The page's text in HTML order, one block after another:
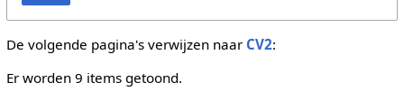
De volgende pagina's verwijzen naar CV2:
Er worden 9 items getoond.